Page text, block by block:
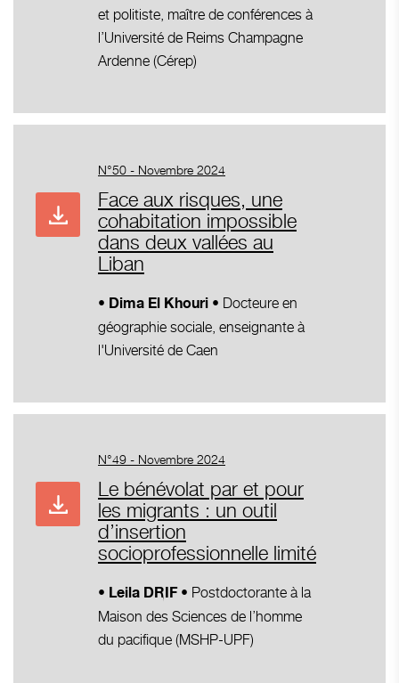
et politiste, maître de conférences à
l’Université de Reims Champagne
Ardenne (Cérep)
N°50 - Novembre 2024
Face aux risques, une
cohabitation impossible
dans deux vallées au
Liban
• Dima El Khouri • Docteure en
géographie sociale, enseignante à
l'Université de Caen
N°49 - Novembre 2024
Le bénévolat par et pour
les migrants : un outil
d’insertion
socioprofessionnelle limité
• Leila DRIF• Postdoctorante à la
Maison des Sciences de l’homme
du pacifique (MSHP-UPF)